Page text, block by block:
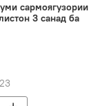
сармоягузории
3 санад ба